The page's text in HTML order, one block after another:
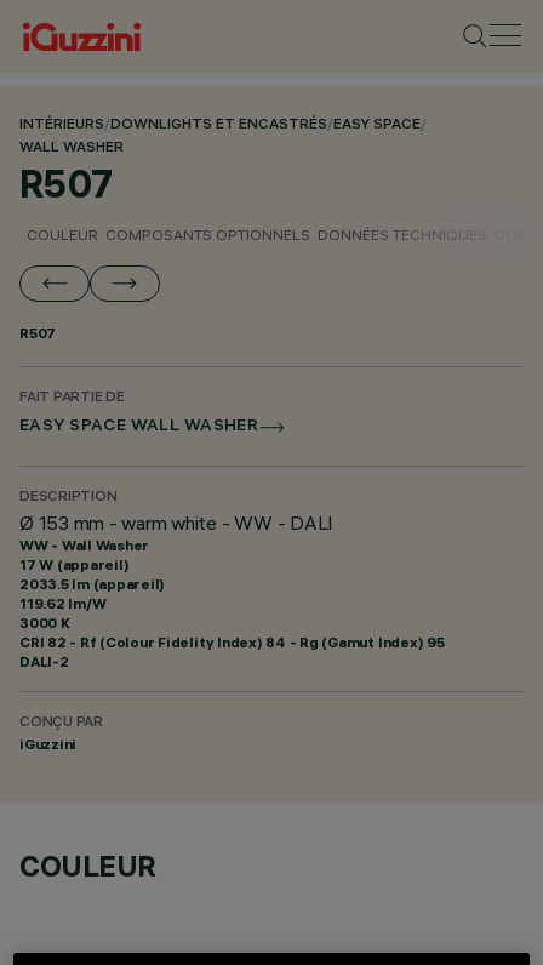
INTÉRIEURS/DOWNLIGHTS ET ENCASTRÉS/EASY SPACE/
WALL WASHER
R507
COULEUR COMPOSANTS OPTIONNELS DONNÉES TECHNIQUES
R507
FAIT PARTIE DE
EASY SPACE WALL WASHER
DESCRIPTION
Ø 153 mm - warm white - WW - DALI
WW - Wall Washer
17 W (appareil)
2033.5 lm (appareil)
119.62 lm/W
3000 K
CRI 82 - Rf (Colour Fidelity Index) 84 - Rg (Gamut Index) 95
DALI-2
CONÇU PAR
iGuzzini
COULEUR